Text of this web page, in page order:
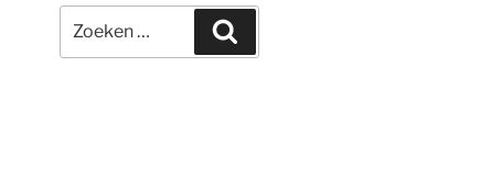
naar: